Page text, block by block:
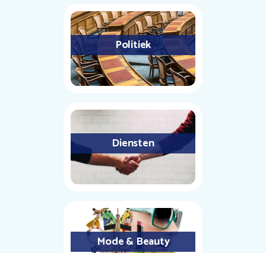
Politiek
Diensten
Mode & Beauty